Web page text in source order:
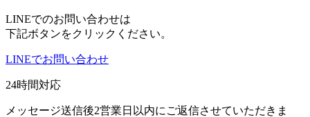
LINEでのお問い合わせは
下記ボタンをクリックください。
LINEでお問い合わせ
24時間対応
メッセージ送信後2営業日以内にご返信させていただきま